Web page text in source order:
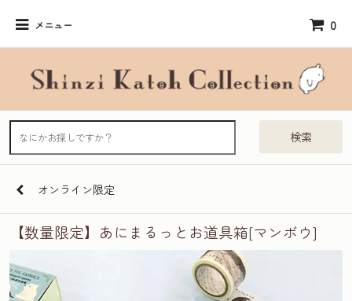
メニュー 0
検索
オンライン限定
【数量限定】あにまるっとお道具箱[マンボウ]